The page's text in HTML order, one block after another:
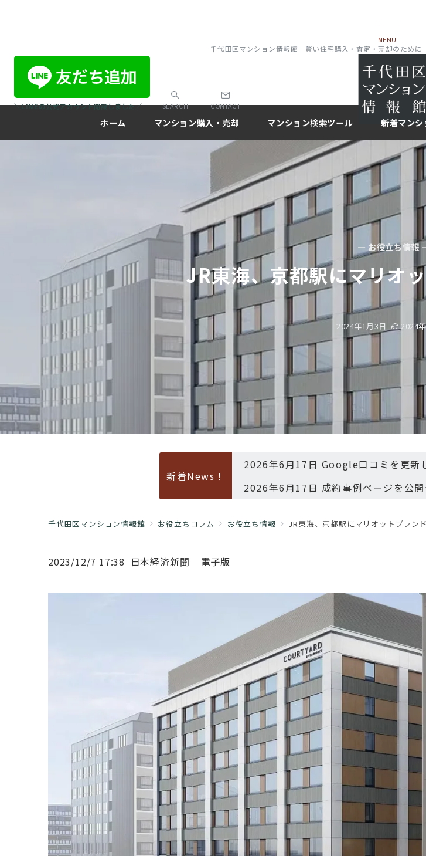
MENU
千代田区マンション情報館｜賢い住宅購入・査定・売却のために
＼LINEの公式アカウント開設しました／ SEARCH CONTACT
ホーム マンション購入・売却 マンション検索ツール 新着マン
— お役立ち情報
JR東海、京都駅にマリオ
2024年1月3日 2024
新着News！
2026年6月17日 Google口コミを更新
2026年6月17日 成約事例ページを公開
千代田区マンション情報館 お役立ちコラム お役立ち情報 JR東海、京都駅にマリオットブラン
2023/12/7 17:38 ⽇本経済新聞 電⼦版